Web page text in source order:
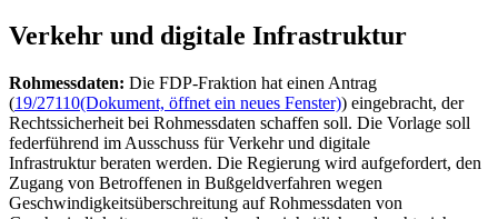
Verkehr und digitale Infrastruktur
Rohmessdaten: Die FDP-Fraktion hat einen Antrag
(19/27110(Dokument, öffnet ein neues Fenster)) eingebracht, der
Rechtssicherheit bei Rohmessdaten schaffen soll. Die Vorlage soll
federführend im Ausschuss für Verkehr und digitale
Infrastruktur beraten werden. Die Regierung wird aufgefordert, den
Zugang von Betroffenen in Bußgeldverfahren wegen
Geschwindigkeitsüberschreitung auf Rohmessdaten von